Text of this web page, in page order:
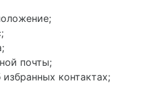
почты;
контактах;